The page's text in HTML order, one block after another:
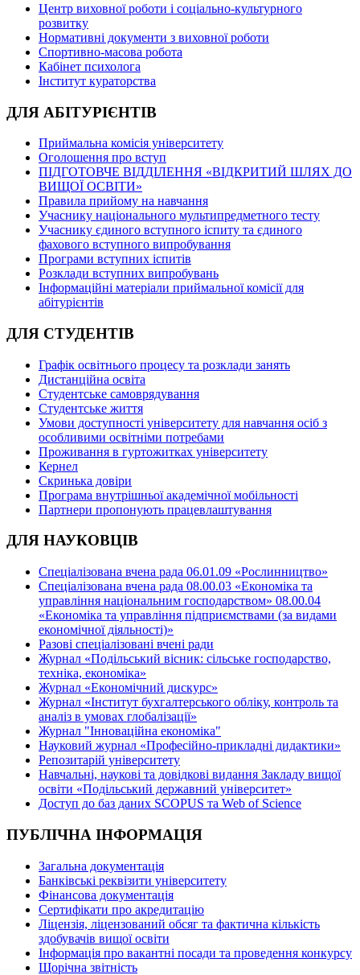
Центр виховної роботи і соціально-культурного
розвитку
Нормативні документи з виховної роботи
Спортивно-масова робота
Кабінет психолога
Інститут кураторства
ДЛЯ АБІТУРІЄНТІВ
Приймальна комісія університету
Оголошення про вступ
ПІДГОТОВЧЕ ВІДДІЛЕННЯ «ВІДКРИТИЙ ШЛЯХ ДО
ВИЩОЇ ОСВІТИ»
Правила прийому на навчання
Учаснику національного мультипредметного тесту
Учаснику єдиного вступного іспиту та єдиного
фахового вступного випробування
Програми вступних іспитів
Розклади вступних випробувань
Інформаційні матеріали приймальної комісії для
абітурієнтів
ДЛЯ СТУДЕНТІВ
Графік освітнього процесу та розклади занять
Дистанційна освіта
Студентське самоврядування
Студентське життя
Умови доступності університету для навчання осіб з
особливими освітніми потребами
Проживання в гуртожитках університету
Кернел
Скринька довіри
Програма внутрішньої академічної мобільності
Партнери пропонують працевлаштування
ДЛЯ НАУКОВЦІВ
Спеціалізована вчена рада 06.01.09 «Рослинництво»
Спеціалізована вчена рада 08.00.03 «Економіка та
управління національним господарством» 08.00.04
«Економіка та управління підприємствами (за видами
економічної діяльності)»
Разові спеціалізовані вчені ради
Журнал «Подільський вісник: сільське господарство,
техніка, економіка»
Журнал «Економічний дискурс»
Журнал «Інститут бухгалтерського обліку, контроль та
аналіз в умовах глобалізації»
Журнал "Інноваційна економіка"
Науковий журнал «Професійно-прикладні дидактики»
Репозитарій університету
Навчальні, наукові та довідкові видання Закладу вищої
освіти «Подільський державний університет»
Доступ до баз даних SCOPUS та Web of Science
ПУБЛІЧНА ІНФОРМАЦІЯ
Загальна документація
Банківські реквізити університету
Фінансова документація
Сертифікати про акредитацію
Ліцензія, ліцензований обсяг та фактична кількість
здобувачів вищої освіти
Інформація про вакантні посади та проведення конкурсу
Щорічна звітність